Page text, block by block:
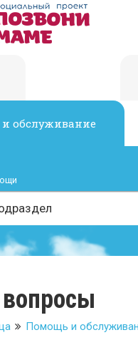
обслуживание
Помощь и